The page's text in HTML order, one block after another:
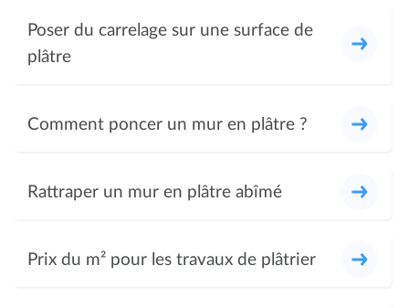
Poser du carrelage sur une surface de
plâtre
Comment poncer un mur en plâtre ?
Rattraper un mur en plâtre abîmé
Prix du m² pour les travaux de plâtrier